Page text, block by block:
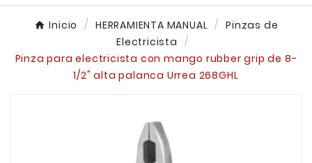
Inicio HERRAMIENTA MANUAL
Pinzas de
Electricista
Pinza para electricista con mango rubber grip de 8-
1/2" alta palanca Urrea 268GHL